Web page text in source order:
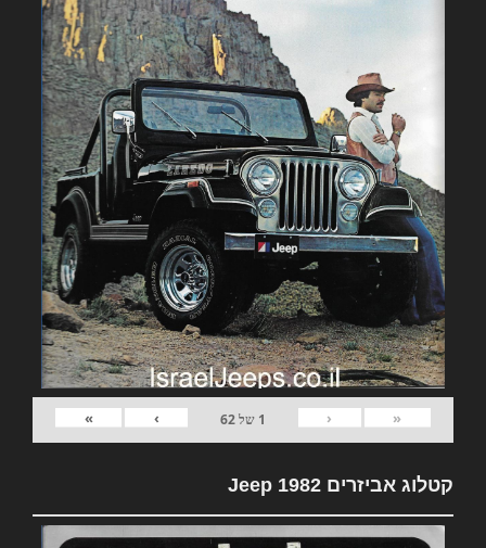
«
‹
1 של62
›
»
קטלוג אביזרים 1982 Jeep